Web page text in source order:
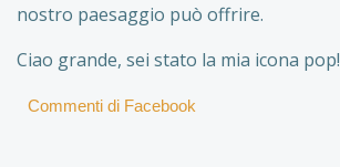
nostro paesaggio può offrire.
Ciao grande, sei stato la mia icona pop!
Commenti di Facebook